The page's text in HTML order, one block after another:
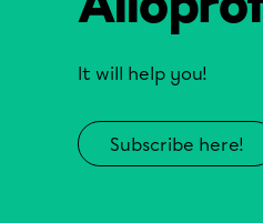
It will help you!
Subscribe here!